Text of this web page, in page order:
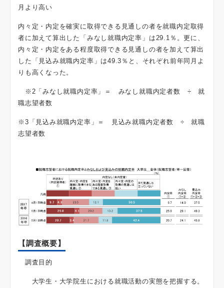
月より高い
内々定・内定を確実に取得できる見通しの者を就職内定取得
者に加えて算出した「みなし就職内定率」は29.1％。更に、
内々定・内定をある程度取得できる見通しの者を加えて算出
した「見込み就職内定率」は49.3％と、それぞれ前年同月よ
りも高くなった。
※2「みなし就職内定率」＝ みなし就職内定者数 ÷ 就
職志望者数
※3「見込み就職内定率」＝ 見込み就職内定者数 ÷ 就職
志望者数
【調査概要】
調査目的
大学生・大学院生における就職活動の実態を把握する。